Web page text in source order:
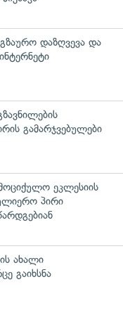
დაზღვევა და
გამარჯვებულები
ეკლესიის
პირი
ახალი
გაიხსნა